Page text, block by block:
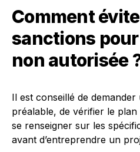
Comment
sanctions
non autorisée
Il est conseillé de
préalable, de vérifier le plan
se renseigner sur les
avant d’entreprendre un